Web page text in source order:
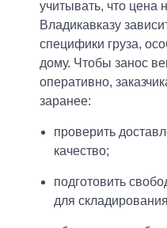
учитывать, что цена
Владикавказу
специфики груза,
дому. Чтобы занос
оперативно,
заранее:
проверить
качество;
подготовить
для
Выберите город
Москва
Мытищи
Подольск
Ульяновск
Оплата-online
Назначение платежа
Сумма (руб.)
Ваше имя
Ваше имя
Номер купона
Дата заказа
Ваше имя
Стать партнером
Ваше имя
Не нашли ответ?
Ваше имя
Заключить договор
Ваше имя
Ваш телефон
Оставить свой отзыв о нас
Ваше имя
Электронная почта
+7 (___) ___-__-__
Ваше имя